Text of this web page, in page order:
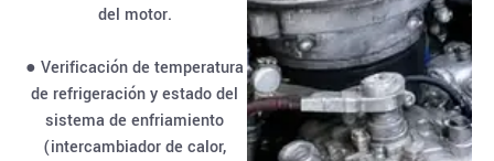
del motor.
● Verificación de temperatura
de refrigeración y estado del
sistema de enfriamiento
(intercambiador de calor,